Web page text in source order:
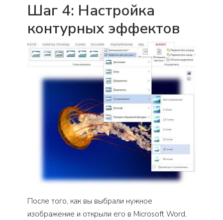
Шаг 4: Настройка
контурных эффектов
После того, как вы выбрали нужное
изображение и открыли его в Microsoft Word,